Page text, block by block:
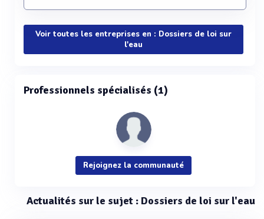
Voir toutes les entreprises en : Dossiers de loi sur
l'eau
Professionnels spécialisés (1)
Rejoignez la communauté
Actualités sur le sujet : Dossiers de loi sur l'eau